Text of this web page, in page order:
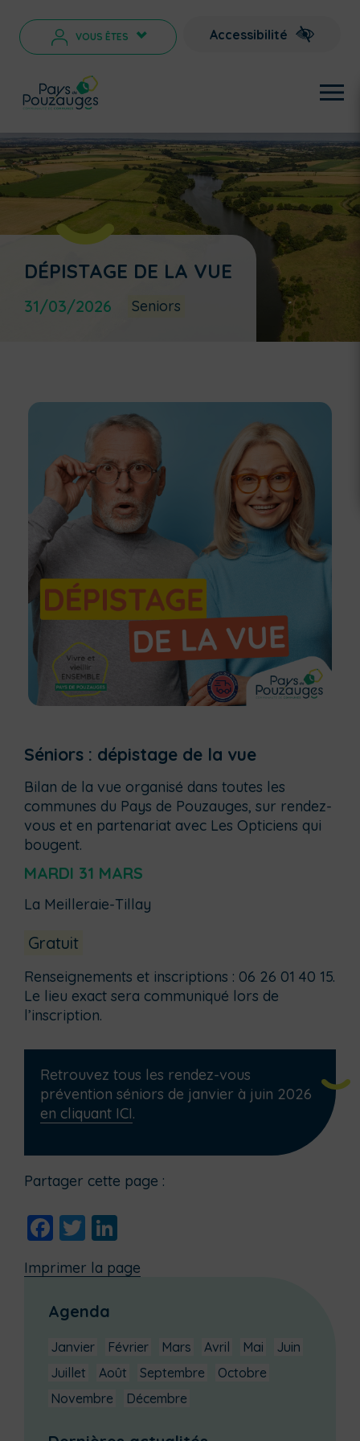
VOUS ÊTES > Accessibilité
DÉPISTAGE DE LA VUE
31/03/2026 Seniors
Séniors : dépistage de la vue
Bilan de la vue organisé dans toutes les
communes du Pays de Pouzauges, sur rendez-
vous et en partenariat avec Les Opticiens qui
bougent.
MARDI 31 MARS
La Meilleraie-Tillay
Gratuit
Renseignements et inscriptions : 06 26 01 40 15.
Le lieu exact sera communiqué lors de
l’inscription.
Retrouvez tous les rendez-vous
prévention séniors de janvier à juin 2026
en cliquant ICI.
Partager cette page :
Facebook
Twitter
Imprimer la page
Agenda
Janvier Février Mars Avril Mai
Juin
Juillet
Août Septembre
Octobre
Novembre
Décembre